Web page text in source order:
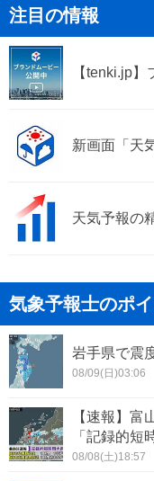
大阪市西成区
大阪市平野区
大阪市中央区
堺市南区
堺市美原区
吹田市
注目の情報
【tenki.jp
新画面「天
天気予報の
気象予報士のポ
岩手県で震
08/09(日)03:06
【速報】
「記録的短
08/08(土)18:57